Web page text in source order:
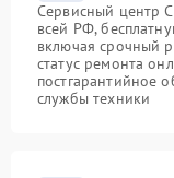
Сервисный центр
всей РФ,
включая срочный
статус ремонта
постгарантийное
службы техники